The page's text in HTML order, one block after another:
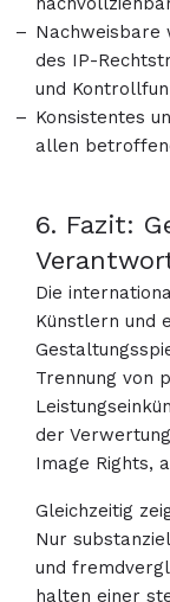
Nachweisbare
des IP-
und
Konsistentes
allen
6. Fazit:
Die
Künstlern und
Trennung von
der
Image Rights,
Gleichzeitig
Nur
und
halten einer